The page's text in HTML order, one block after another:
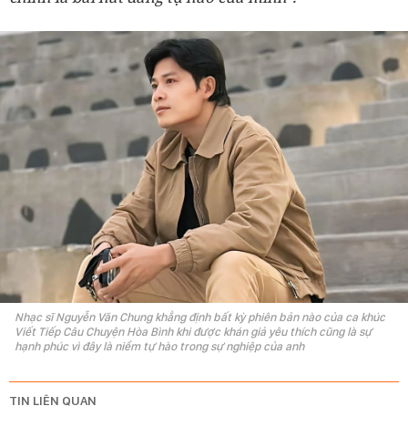
Nhạc sĩ Nguyễn Văn Chung khẳng định bất kỳ phiên bản nào của ca khúc
Viết Tiếp Câu Chuyện Hòa Bình khi được khán giả yêu thích cũng là sự
hạnh phúc vì đây là niềm tự hào trong sự nghiệp của anh
TIN LIÊN QUAN